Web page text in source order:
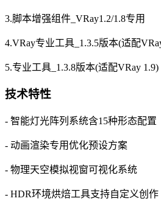
3.脚本增强组件_VRay1.2/1.8专用
4.VRay专业工具_1.3.5版本(适配
5.专业工具_1.3.8版本(适配VRay 1.9)
技术特性
- 智能灯光阵列系统含15种形态配置
- 动画渲染专用优化预设方案
- 物理天空模拟视窗可视化系统
- HDR环境烘焙工具支持自定义创作